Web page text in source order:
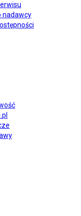
nadawcy